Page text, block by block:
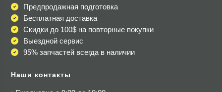
Предпродажная подготовка
Бесплатная доставка
Скидки до 100$ на повторные покупки
Выездной сервис
95% запчастей всегда в наличии
Наши контакты